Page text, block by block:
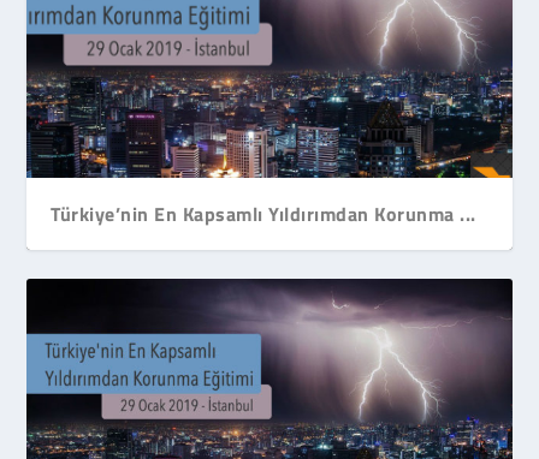
Türkiye’nin En Kapsamlı Yıldırımdan Korunma ...